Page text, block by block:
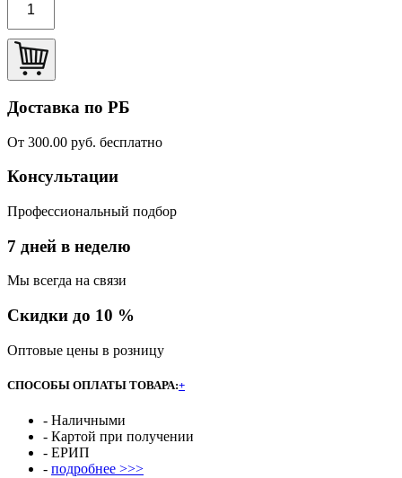
Доставка по РБ
От 300.00 руб. бесплатно
Консультации
Профессиональный подбор
7 дней в неделю
Мы всегда на связи
Скидки до 10 %
Оптовые цены в розницу
СПОСОБЫ ОПЛАТЫ ТОВАРА:+
- Наличными
- Картой при получении
- ЕРИП
- подробнее >>>